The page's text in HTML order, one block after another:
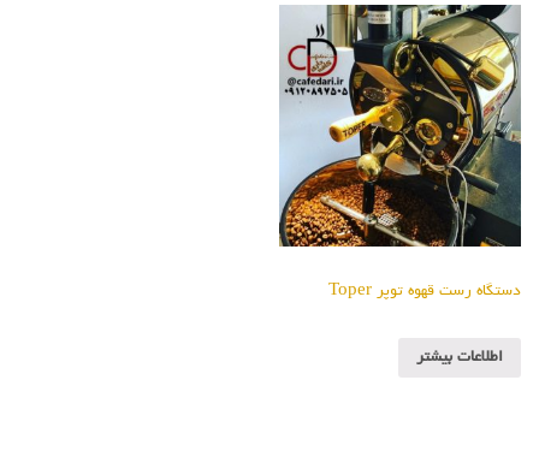
دستگاه رست قهوه توپر Toper
اطلاعات بیشتر